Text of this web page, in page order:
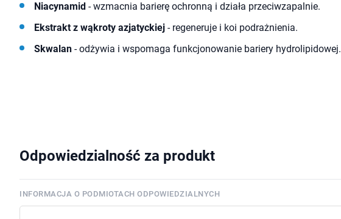
Niacynamid - wzmacnia barierę ochronną i działa przeciwzapalnie.
Ekstrakt z wąkroty azjatyckiej - regeneruje i koi podrażnienia.
Skwalan - odżywia i wspomaga funkcjonowanie bariery hydrolipidowej.
Odpowiedzialność za produkt
INFORMACJA O PODMIOTACH ODPOWIEDZIALNYCH